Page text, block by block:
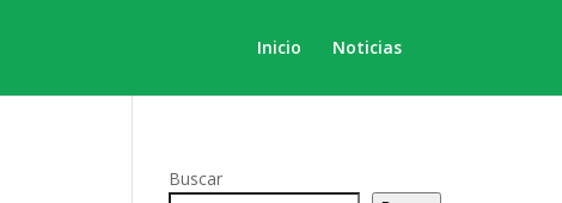
Inicio Noticias
Buscar